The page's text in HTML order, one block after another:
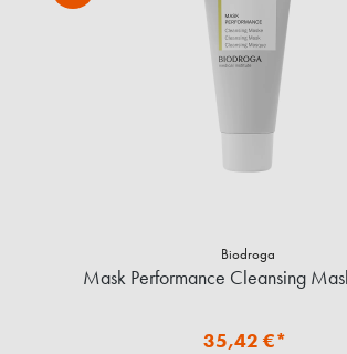
Biodroga
Mask Performance Cleansing
35,42 €*